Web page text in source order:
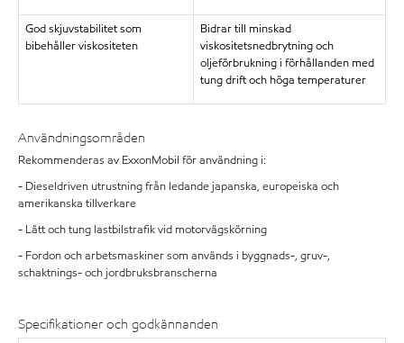
God skjuvstabilitet som
bibehåller viskositeten
Bidrar till minskad
viskositetsnedbrytning och
oljeförbrukning i förhållanden med
tung drift och höga temperaturer
Användningsområden
Rekommenderas av ExxonMobil för användning i:
- Dieseldriven utrustning från ledande japanska, europeiska och
amerikanska tillverkare
- Lätt och tung lastbilstrafik vid motorvägskörning
- Fordon och arbetsmaskiner som används i byggnads-, gruv-,
schaktnings- och jordbruksbranscherna
Specifikationer och godkännanden